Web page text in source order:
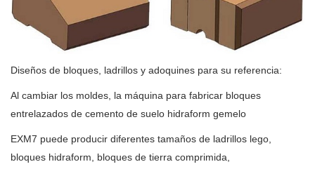
Diseños de bloques, ladrillos y adoquines para su referencia:
Al cambiar los moldes, la máquina para fabricar bloques
entrelazados de cemento de suelo hidraform gemelo
EXM7 puede producir diferentes tamaños de ladrillos lego,
bloques hidraform, bloques de tierra comprimida,